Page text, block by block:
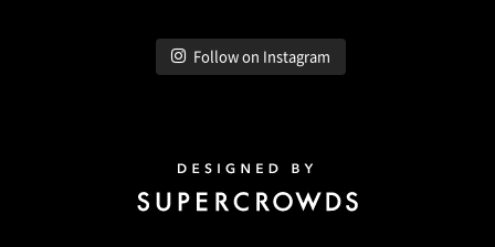
Follow on Instagram